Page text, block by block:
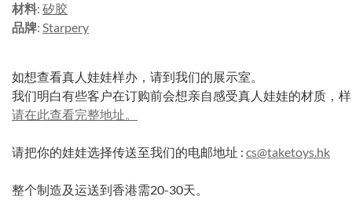
材料: 矽胶
品牌: Starpery
如想查看真人娃娃样办，请到我们的展示室。
我们明白有些客户在订购前会想亲自感受真人娃娃的材质，
请在此查看完整地址。
请把你的娃娃选择传送至我们的电邮地址 : cs@taketoys.hk
整个制造及运送到香港需20-30天。